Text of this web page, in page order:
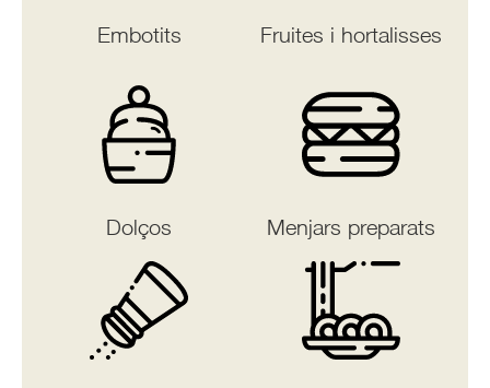
Embotits Fruites i hortalisses
Dolços Menjars preparats